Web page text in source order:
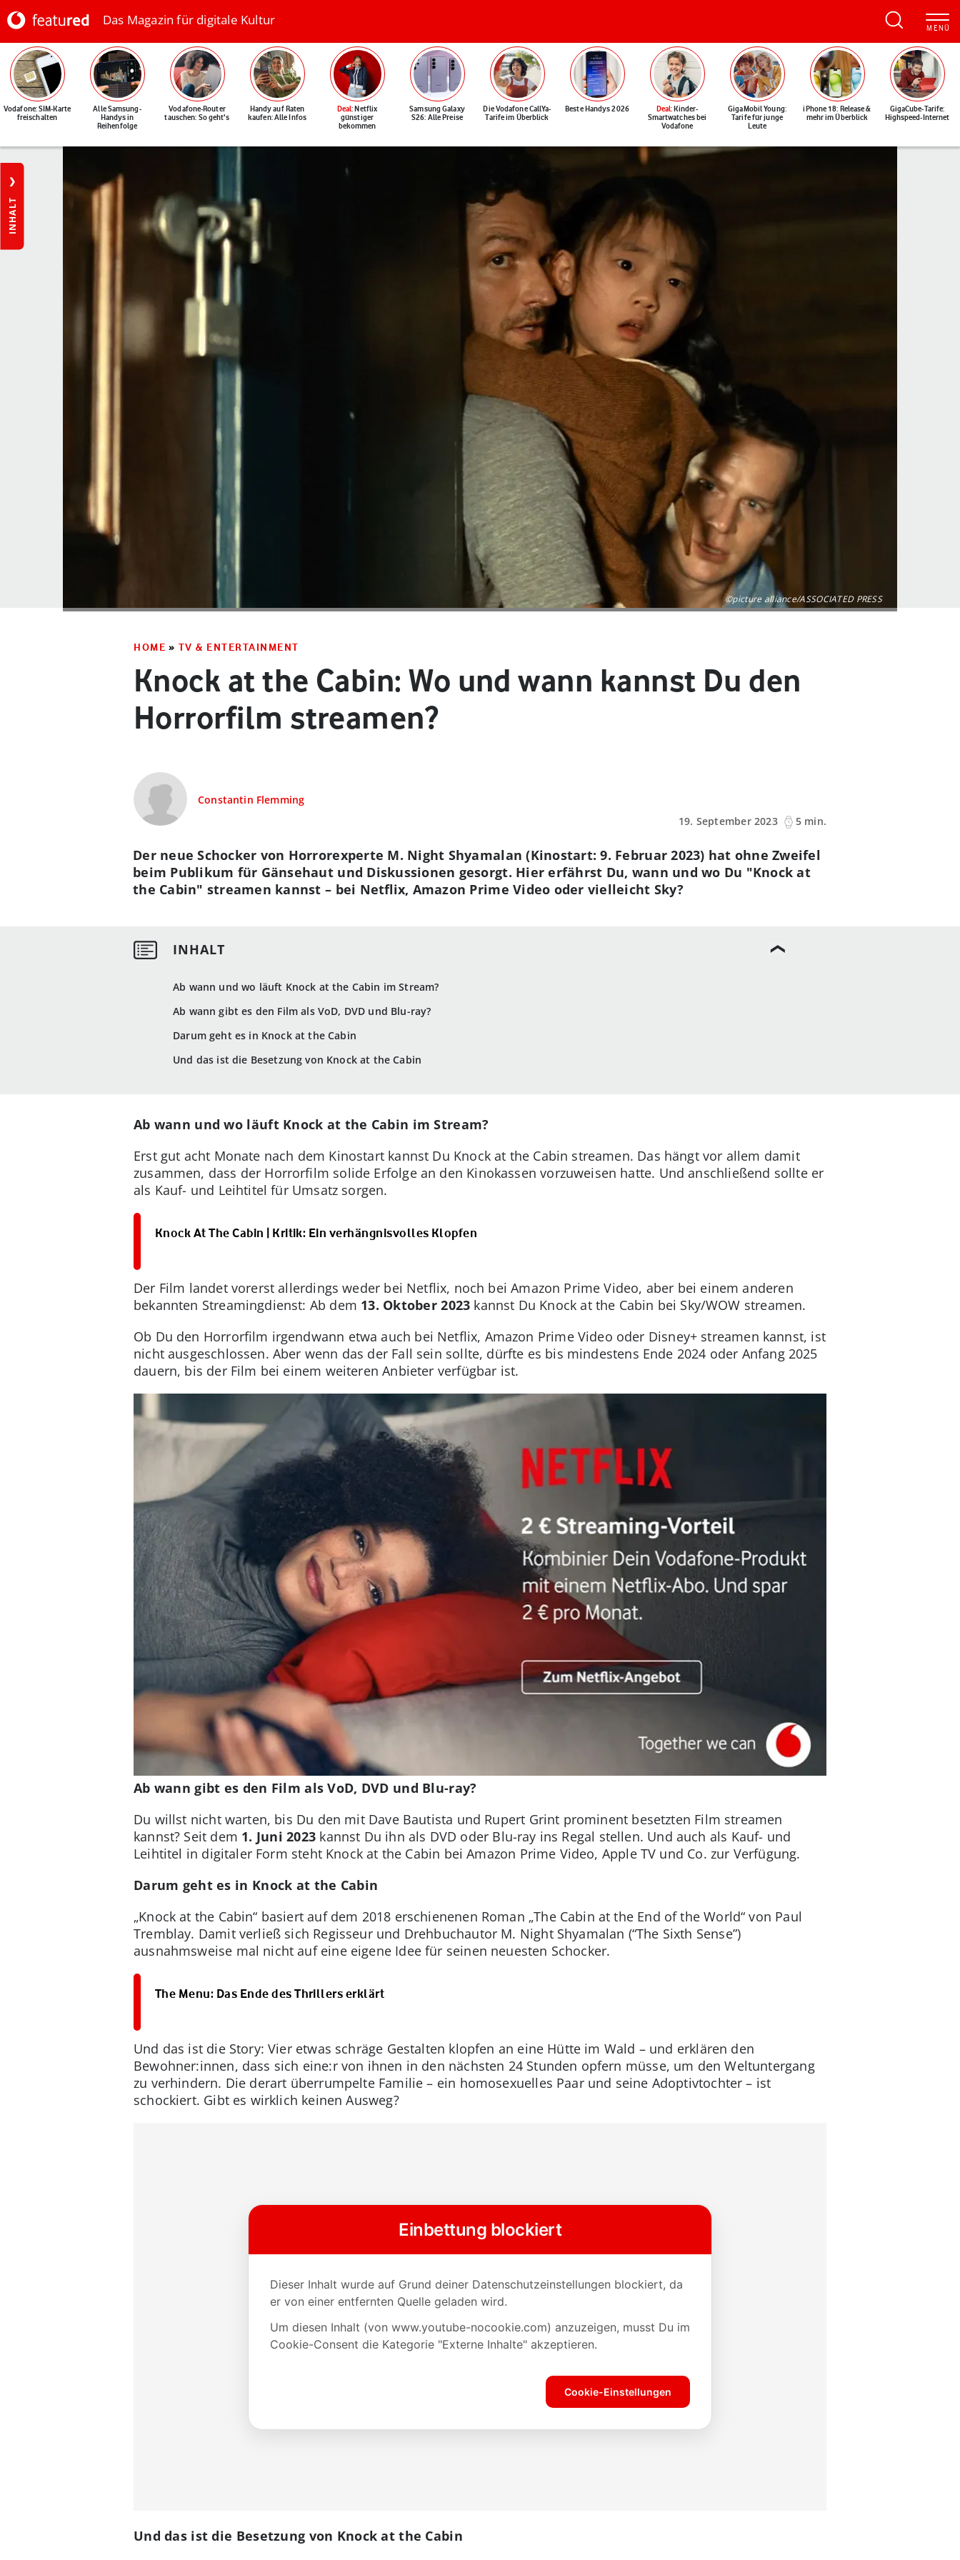
Das Magazin für digitale Kultur
Vodafone: SIM-Karte
freischalten
Alle Samsung-
Handys in
Reihenfolge
Vodafone-Router
tauschen: So geht's
Handy auf Raten
kaufen: Alle Infos
Deal: Netflix
günstiger
bekommen
Samsung Galaxy
S26: Alle Preise
Die Vodafone CallYa-
Tarife im Überblick
Beste Handys 2026 Deal: Kinder-
Smartwatches bei
Vodafone
GigaMobil Young:
Tarife für junge
Leute
iPhone 18: Release &
mehr im Überblick
GigaCube-Tarife:
Highspeed-Internet
INHALT
©picture alliance/ASSOCIATED PRESS
HOME » TV & ENTERTAINMENT
Knock at the Cabin: Wo und wann kannst Du den
Horrorfilm streamen?
Constantin Flemming
19. September 2023
5 min.
Ab wann und wo läuft Knock at the Cabin im Stream?
Ab wann gibt es den Film als VoD, DVD und Blu-ray?
Darum geht es in Knock at the Cabin
Und das ist die Besetzung von Knock at the Cabin
Der neue Schocker von Horrorexperte M. Night Shyamalan (Kinostart: 9. Februar 2023) hat ohne Zweifel
beim Publikum für Gänsehaut und Diskussionen gesorgt. Hier erfährst Du, wann und wo Du "Knock at
the Cabin" streamen kannst – bei Netflix, Amazon Prime Video oder vielleicht Sky?
Ab wann und wo läuft Knock at the Cabin im Stream?
Erst gut acht Monate nach dem Kinostart kannst Du Knock at the Cabin streamen. Das hängt vor allem damit
zusammen, dass der Horrorfilm solide Erfolge an den Kinokassen vorzuweisen hatte. Und anschließend sollte er
als Kauf- und Leihtitel für Umsatz sorgen.
Knock At The Cabin | Kritik: Ein verhängnisvolles Klopfen
Der Film landet vorerst allerdings weder bei Netflix, noch bei Amazon Prime Video, aber bei einem anderen
bekannten Streamingdienst: Ab dem 13. Oktober 2023 kannst Du Knock at the Cabin bei Sky/WOW streamen.
Ob Du den Horrorfilm irgendwann etwa auch bei Netflix, Amazon Prime Video oder Disney+ streamen kannst, ist
nicht ausgeschlossen. Aber wenn das der Fall sein sollte, dürfte es bis mindestens Ende 2024 oder Anfang 2025
dauern, bis der Film bei einem weiteren Anbieter verfügbar ist.
Ab wann gibt es den Film als VoD, DVD und Blu-ray?
Du willst nicht warten, bis Du den mit Dave Bautista und Rupert Grint prominent besetzten Film streamen
kannst? Seit dem 1. Juni 2023 kannst Du ihn als DVD oder Blu-ray ins Regal stellen. Und auch als Kauf- und
Leihtitel in digitaler Form steht Knock at the Cabin bei Amazon Prime Video, Apple TV und Co. zur Verfügung.
Darum geht es in Knock at the Cabin
„Knock at the Cabin“ basiert auf dem 2018 erschienenen Roman „The Cabin at the End of the World“ von Paul
Tremblay. Damit verließ sich Regisseur und Drehbuchautor M. Night Shyamalan (“The Sixth Sense”)
ausnahmsweise mal nicht auf eine eigene Idee für seinen neuesten Schocker.
The Menu: Das Ende des Thrillers erklärt
Und das ist die Story: Vier etwas schräge Gestalten klopfen an eine Hütte im Wald – und erklären den
Bewohner:innen, dass sich eine:r von ihnen in den nächsten 24 Stunden opfern müsse, um den Weltuntergang
zu verhindern. Die derart überrumpelte Familie – ein homosexuelles Paar und seine Adoptivtochter – ist
schockiert. Gibt es wirklich keinen Ausweg?
Und das ist die Besetzung von Knock at the Cabin